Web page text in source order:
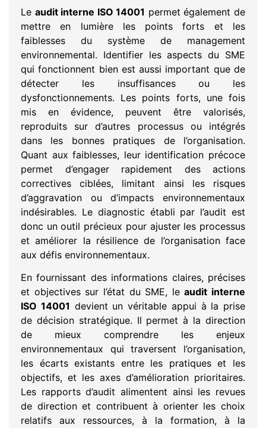
Le audit interne ISO 14001 permet également de
mettre en lumière les points forts et les
faiblesses du système de management
environnemental. Identifier les aspects du SME
qui fonctionnent bien est aussi important que de
détecter les insuffisances ou les
dysfonctionnements. Les points forts, une fois
mis en évidence, peuvent être valorisés,
reproduits sur d’autres processus ou intégrés
dans les bonnes pratiques de l’organisation.
Quant aux faiblesses, leur identification précoce
permet d’engager rapidement des actions
correctives ciblées, limitant ainsi les risques
d’aggravation ou d’impacts environnementaux
indésirables. Le diagnostic établi par l’audit est
donc un outil précieux pour ajuster les processus
et améliorer la résilience de l’organisation face
aux défis environnementaux.
En fournissant des informations claires, précises
et objectives sur l’état du SME, leaudit interne
ISO 14001 devient un véritable appui à la prise
de décision stratégique. Il permet à la direction
de mieux comprendre les enjeux
environnementaux qui traversent l’organisation,
les écarts existants entre les pratiques et les
objectifs, et les axes d’amélioration prioritaires.
Les rapports d’audit alimentent ainsi les revues
de direction et contribuent à orienter les choix
relatifs aux ressources, à la formation, à la